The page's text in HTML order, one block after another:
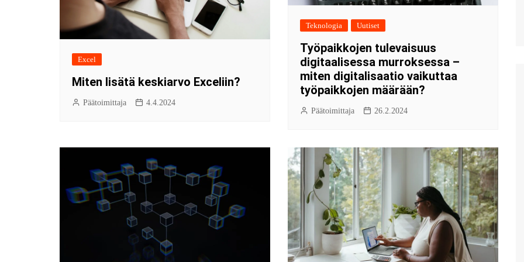
Excel
Miten lisätä keskiarvo Exceliin?
Päätoimittaja 4.4.2024
Teknologia Uutiset
Työpaikkojen tulevaisuus
digitaalisessa murroksessa –
miten digitalisaatio vaikuttaa
työpaikkojen määrään?
Päätoimittaja 26.2.2024